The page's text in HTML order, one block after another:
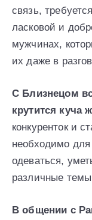
связь,
ласковой и
мужчинах,
их даже в
С Близнецом
крутится куча
конкуренток и
необходимо
одеваться,
различные
В общении с